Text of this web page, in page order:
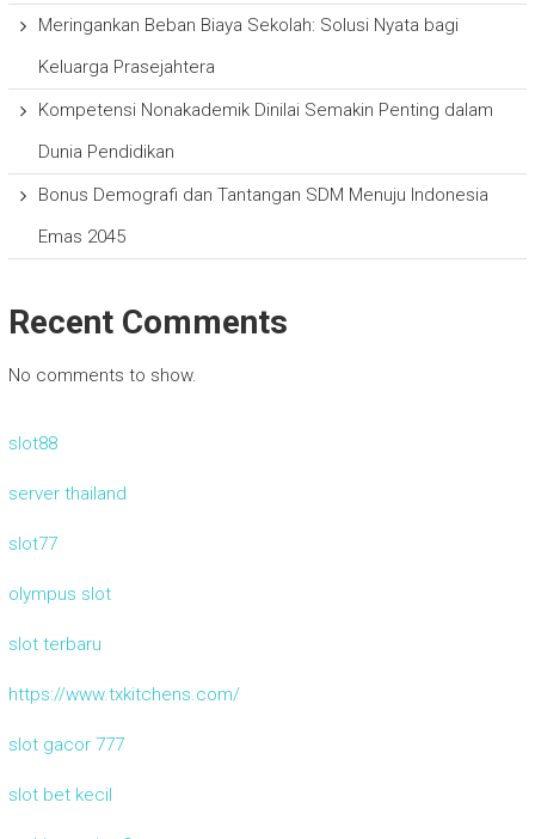
Meringankan Beban Biaya Sekolah: Solusi Nyata bagi
Keluarga Prasejahtera
Kompetensi Nonakademik Dinilai Semakin Penting dalam
Dunia Pendidikan
Bonus Demografi dan Tantangan SDM Menuju Indonesia
Emas 2045
Recent Comments
No comments to show.
slot88
server thailand
slot77
olympus slot
slot terbaru
https://www.txkitchens.com/
slot gacor 777
slot bet kecil